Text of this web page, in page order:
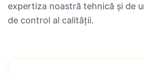
expertiza noastră tehnică și de
de control al calității.